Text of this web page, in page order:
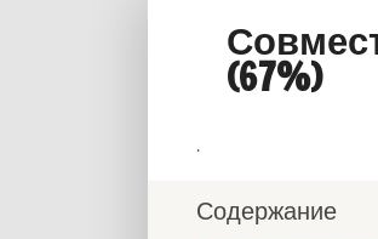
(67%)
.
Содержание